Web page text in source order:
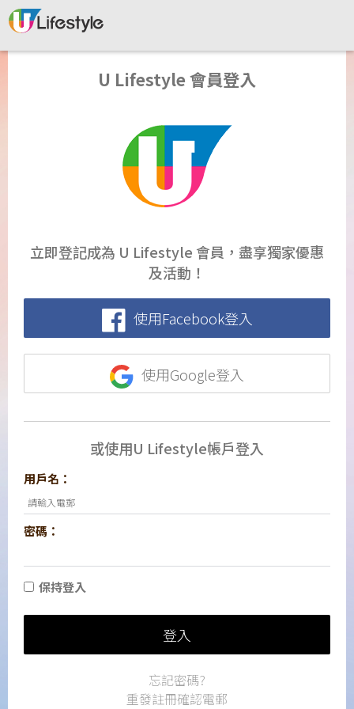
U Lifestyle 會員登入
立即登記成為 U Lifestyle 會員，盡享獨家優惠
及活動！
使用Facebook登入
使用Google登入
或使用U Lifestyle帳戶登入
用戶名：
密碼：
保持登入
登入
忘記密碼?
重發註冊確認電郵